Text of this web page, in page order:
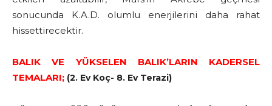
sonucunda K.A.D. olumlu enerjilerini daha rahat
hissettirecektir.
BALIK VE YÜKSELEN BALIK’LARIN KADERSEL
TEMALARI; (2. Ev Koç- 8. Ev Terazi)